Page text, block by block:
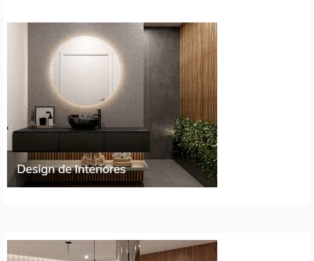
artigos